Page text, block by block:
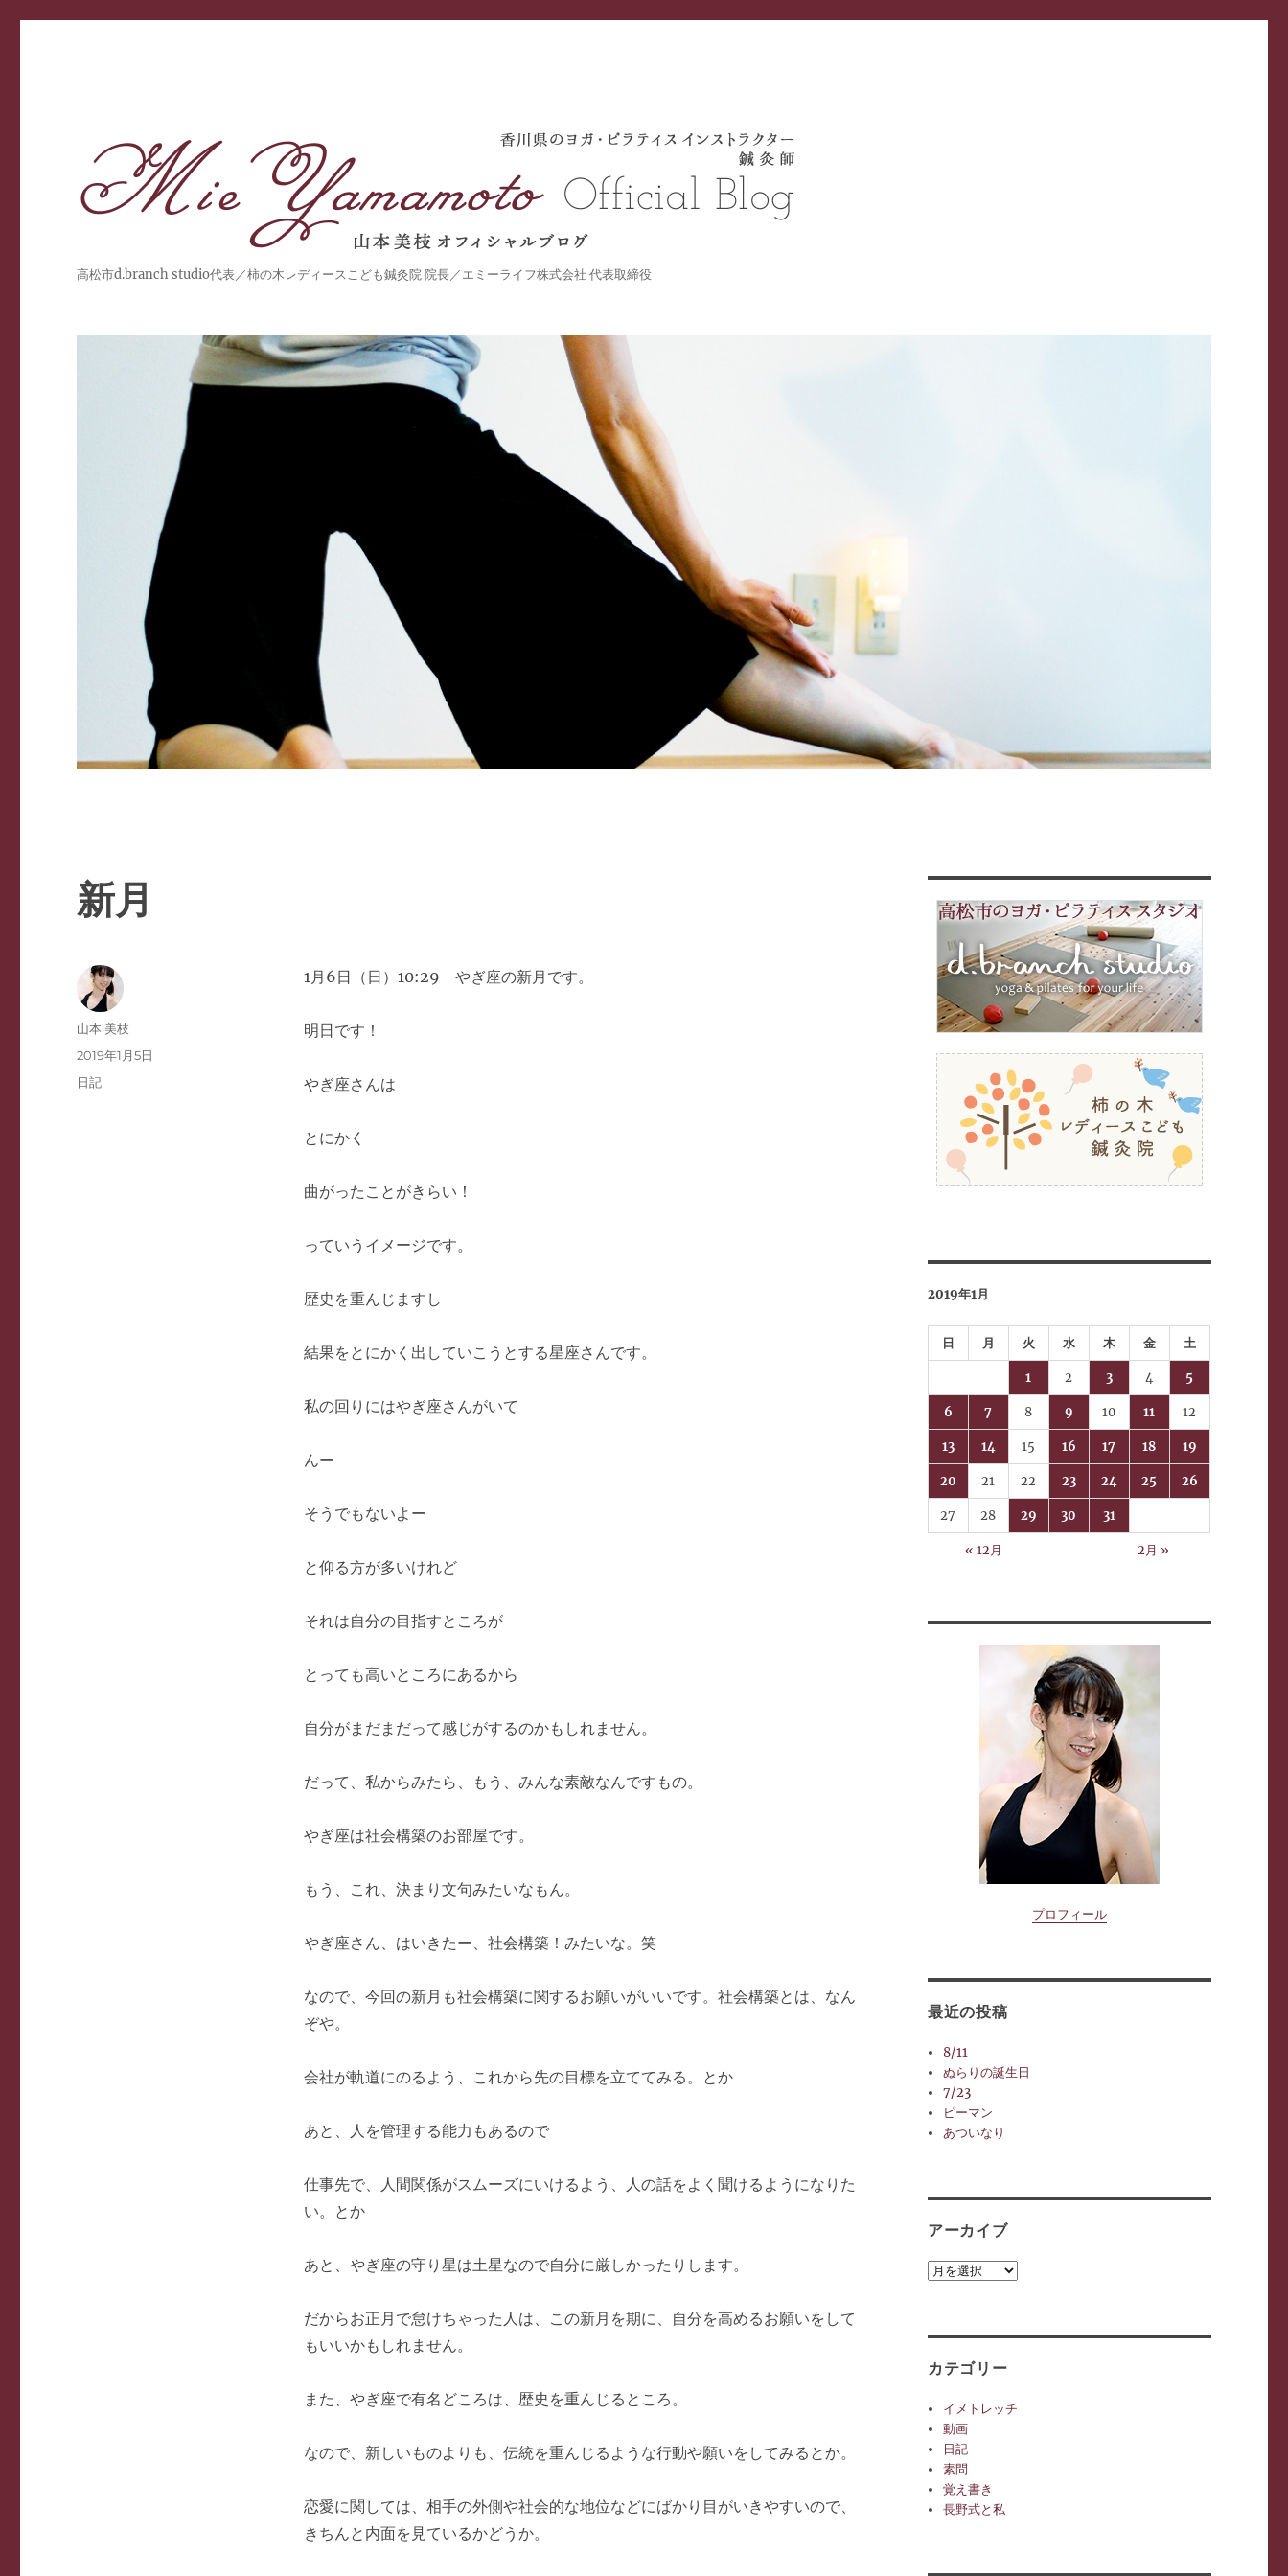
高松市d.branch studio代表／柿の木レディースこども鍼灸院 院長／エミーライフ株式会社 代表取締役
新月
1月6日（日）10:29 やぎ座の新月です。
明日です！
やぎ座さんは
とにかく
曲がったことがきらい！
っていうイメージです。
歴史を重んじますし
結果をとにかく出していこうとする星座さんです。
私の回りにはやぎ座さんがいて
んー
そうでもないよー
と仰る方が多いけれど
それは自分の目指すところが
とっても高いところにあるから
自分がまだまだって感じがするのかもしれません。
だって、私からみたら、もう、みんな素敵なんですもの。
やぎ座は社会構築のお部屋です。
もう、これ、決まり文句みたいなもん。
やぎ座さん、はいきたー、社会構築！みたいな。笑
なので、今回の新月も社会構築に関するお願いがいいです。社会構築とは、なん
ぞや。
会社が軌道にのるよう、これから先の目標を立ててみる。とか
あと、人を管理する能力もあるので
仕事先で、人間関係がスムーズにいけるよう、人の話をよく聞けるようになりた
い。とか
あと、やぎ座の守り星は土星なので自分に厳しかったりします。
だからお正月で怠けちゃった人は、この新月を期に、自分を高めるお願いをして
もいいかもしれません。
また、やぎ座で有名どころは、歴史を重んじるところ。
なので、新しいものよりも、伝統を重んじるような行動や願いをしてみるとか。
恋愛に関しては、相手の外側や社会的な地位などにばかり目がいきやすいので、
きちんと内面を見ているかどうか。
投
山本 美枝
投
稿
2019年1月5日
カ
日記
2019年1月
日 月 火 水 木 金 土
1 2 3 4 5
6 7 8 9 10 11 12
13 14 15 16 17 18 19
20 21 22 23 24 25 26
27 28 29 30 31
« 12月 2月 »
プロフィール
最近の投稿
8/11
ぬらりの誕生日
7/23
ピーマン
あついなり
アーカイブ
ア
イ
カテゴリー
イメトレッチ
動画
日記
素問
覚え書き
長野式と私